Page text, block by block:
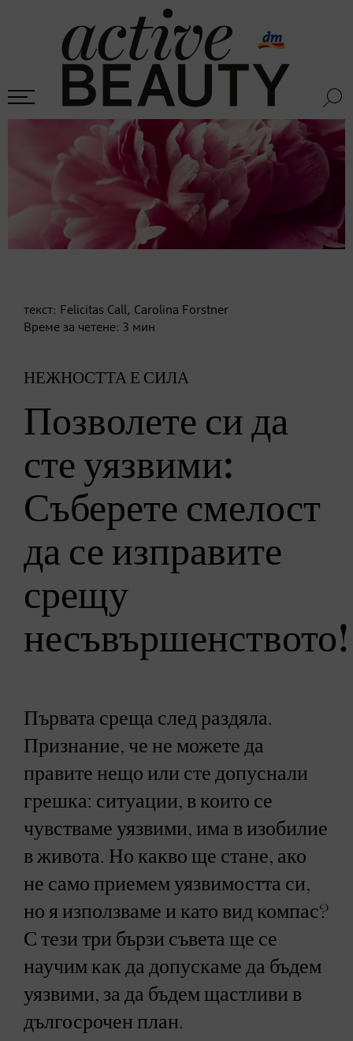
текст: Felicitas Call, Carolina Forstner
Време за четене: 3 мин
НЕЖНОСТТА Е СИЛА
Позволете си да
сте уязвими:
Съберете смелост
да се изправите
срещу
несъвършенството!
Първата среща след раздяла.
Признание, че не можете да
правите нещо или сте допуснали
грешка: ситуации, в които се
чувстваме уязвими, има в изобилие
в живота. Но какво ще стане, ако
не само приемем уязвимостта си,
но я използваме и като вид компас?
С тези три бързи съвета ще се
научим как да допускаме да бъдем
уязвими, за да бъдем щастливи в
дългосрочен план.